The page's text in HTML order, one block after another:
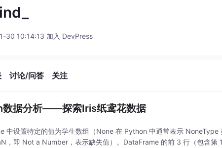
30 10:14:13 加入 DevPress
讨论/问答 关注
据分析——探索Iris纸鸢花数据
中设置特定的值为学生数组（None 在 Python 中通常表示 NoneType
，即 Not a Number，表示缺失值）。DataFrame 的前 3 行（包含第